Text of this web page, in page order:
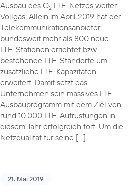
Ausbau des O2LTE-Netzes weiter
Vollgas: Allein im April 2019 hat der
Telekommunikationsanbieter
bundesweit mehr als 800 neue
LTE-Stationen errichtet bzw.
bestehende LTE-Standorte um
zusätzliche LTE-Kapazitäten
erweitert. Damit setzt das
Unternehmen sein massives LTE-
Ausbauprogramm mit dem Ziel von
rund 10.000 LTE-Aufrüstungen in
diesem Jahr erfolgreich fort. Um die
Netzqualität für seine […]
21. Mai 2019